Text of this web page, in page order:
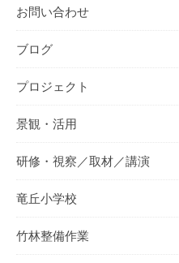
お問い合わせ
ブログ
プロジェクト
景観・活用
研修・視察／取材／講演
竜丘小学校
竹林整備作業